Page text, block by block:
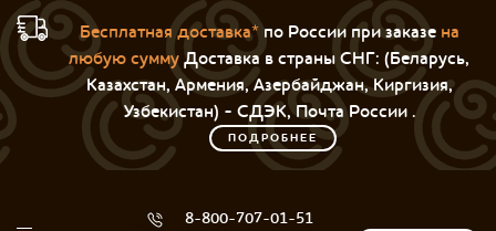
Бесплатная доставка*по России при заказе на
любую суммуДоставка в страны СНГ: (Беларусь,
Казахстан, Армения, Азербайджан, Киргизия,
Узбекистан) - СДЭК, Почта России .
ПОДРОБНЕЕ
8-800-707-01-51